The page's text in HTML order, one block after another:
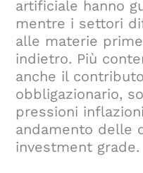
artificiale hanno
mentre i settori
alle materie
indietro. Più
anche il
obbligazionario,
pressioni
andamento delle
investment grade.